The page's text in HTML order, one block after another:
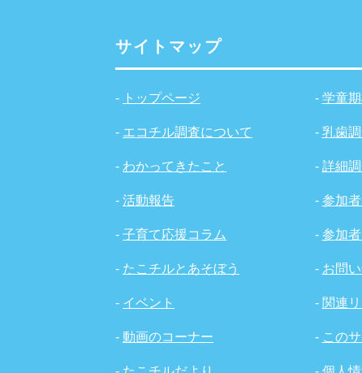
サイトマップ
- トップページ
- エコチル調査について
- わかってきたこと
- 活動報告
- 子育て応援コラム
- たこチルとあそぼう
- イベント
- 動画のコーナー
- 学童
- 乳歯
- 詳細
- 参加
- 参加
- お問
- 関連
- この